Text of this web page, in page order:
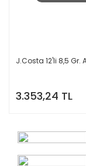
J.Costa 12'li 8,5 Gr.
3.353,24 TL